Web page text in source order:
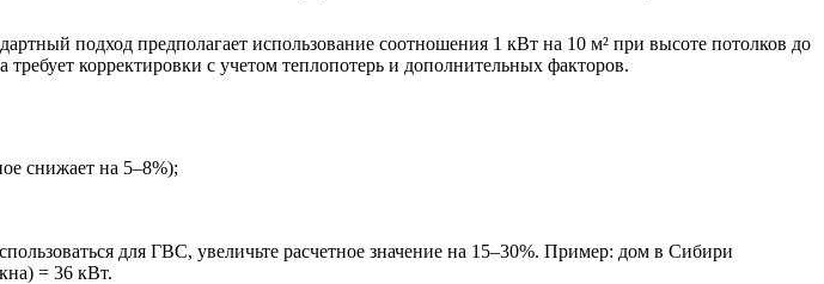
подход предполагает использование соотношения 1 кВт на 10 м² при высоте потолков до
корректировки с учетом теплопотерь и дополнительных факторов.
снижает на 5–8%);
для ГВС, увеличьте расчетное значение на 15–30%. Пример: дом в Сибири
= 36 кВт.